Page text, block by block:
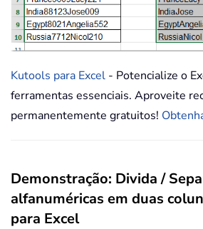
Kutools para Excel - Potencialize o
ferramentas essenciais. Aproveite
permanentemente gratuitos!
Demonstração: Divida /
alfanuméricas em duas
para Excel